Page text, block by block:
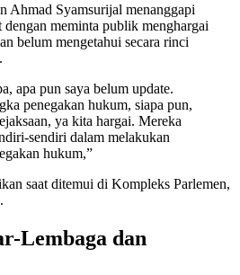
Ahmad Syamsurijal menanggapi
meminta publik menghargai
belum mengetahui secara rinci
apa pun saya belum update.
penegakan hukum, siapa pun,
ya kita hargai. Mereka
sendiri dalam melakukan
hukum,”
saat ditemui di Kompleks Parlemen,
Lembaga dan